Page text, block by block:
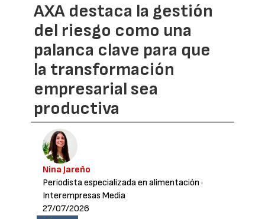
AXA destaca la gestión
del riesgo como una
palanca clave para que
la transformación
empresarial sea
productiva
Nina Jareño
Periodista especializada en alimentación ·
Interempresas Media
27/07/2026